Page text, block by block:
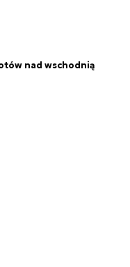
nad wschodnią